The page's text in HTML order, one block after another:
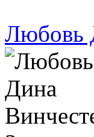
Любовь